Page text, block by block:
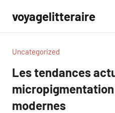
contenu
voyagelitteraire
Uncategorized
Les tendances
modernes